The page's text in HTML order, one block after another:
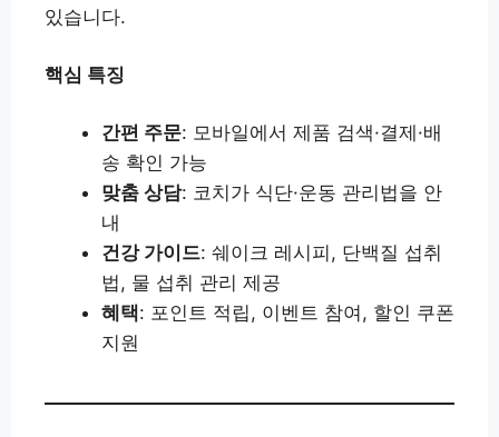
있습니다.
핵심 특징
간편 주문: 모바일에서 제품 검색·결제·배
송 확인 가능
맞춤 상담: 코치가 식단·운동 관리법을 안
내
건강 가이드: 쉐이크 레시피, 단백질 섭취
법, 물 섭취 관리 제공
혜택: 포인트 적립, 이벤트 참여, 할인 쿠폰
지원